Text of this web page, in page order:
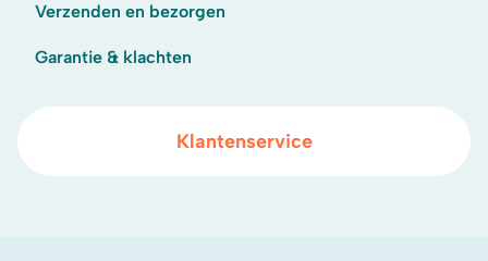
Verzenden en bezorgen
Garantie & klachten
Klantenservice